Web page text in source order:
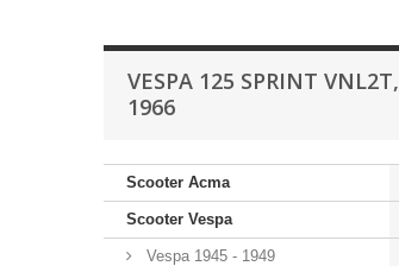
VESPA 125 SPRINT VNL2T,
1966
Scooter Acma
Scooter Vespa
Vespa 1945 - 1949